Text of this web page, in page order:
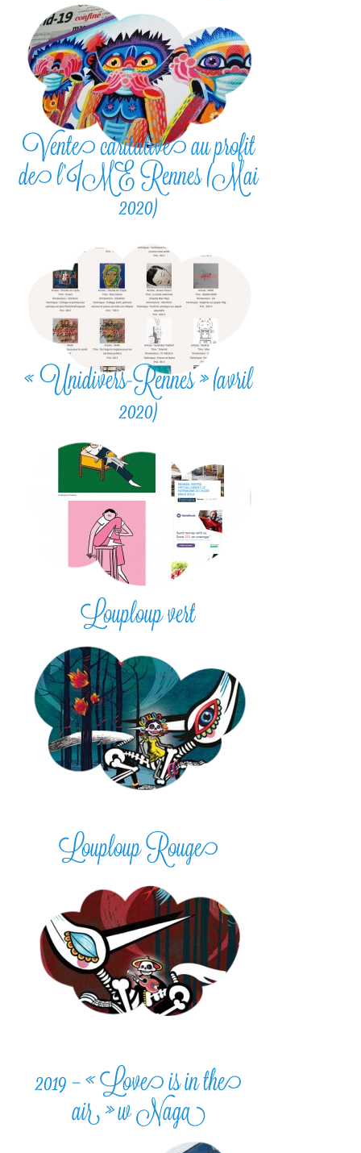
Vente caritative au profit
de l’IME Rennes (Mai
2020)
« Unidivers-Rennes » (avril
2020)
Louploup vert
Louploup Rouge
2019 – « Love is in the
air » w Naga